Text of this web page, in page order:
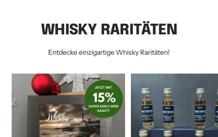
WHISKY RARITÄTEN
Entdecke einzigartige Whisky Raritäten!